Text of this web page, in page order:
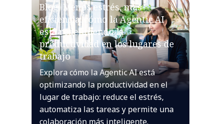
Blog: Menos estrés, más
eficiencia: cómo la Agentic AI
está redefiniendo la
productividad en los lugares de
trabajo
Explora cómo la Agentic AI está
optimizando la productividad en el
lugar de trabajo: reduce el estrés,
automatiza las tareas y permite una
colaboración más inteligente.